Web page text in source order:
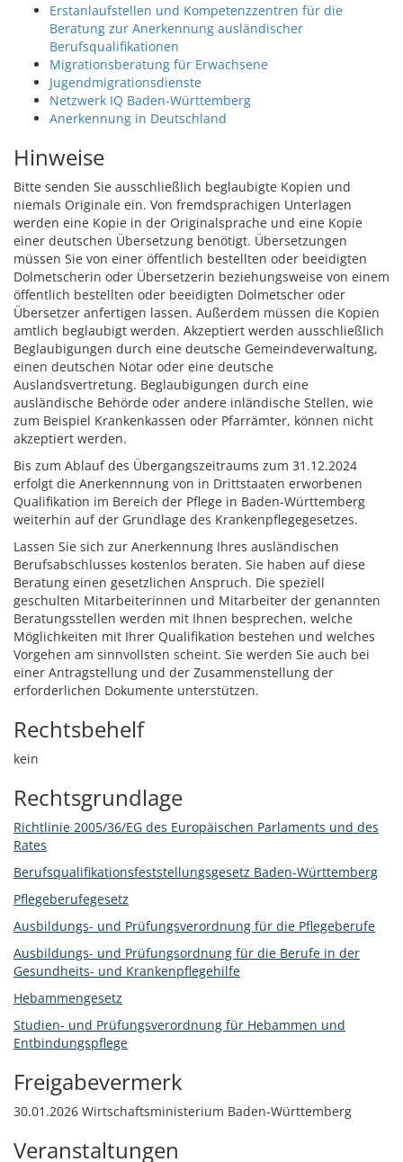
Erstanlaufstellen und Kompetenzzentren für die
Beratung zur Anerkennung ausländischer
Berufsqualifikationen
Migrationsberatung für Erwachsene
Jugendmigrationsdienste
Netzwerk IQ Baden-Württemberg
Anerkennung in Deutschland
Hinweise
Bitte senden Sie ausschließlich beglaubigte Kopien und
niemals Originale ein. Von fremdsprachigen Unterlagen
werden eine Kopie in der Originalsprache und eine Kopie
einer deutschen Übersetzung benötigt. Übersetzungen
müssen Sie von einer öffentlich bestellten oder beeidigten
Dolmetscherin oder Übersetzerin beziehungsweise von einem
öffentlich bestellten oder beeidigten Dolmetscher oder
Übersetzer anfertigen lassen. Außerdem müssen die Kopien
amtlich beglaubigt werden. Akzeptiert werden ausschließlich
Beglaubigungen durch eine deutsche Gemeindeverwaltung,
einen deutschen Notar oder eine deutsche
Auslandsvertretung. Beglaubigungen durch eine
ausländische Behörde oder andere inländische Stellen, wie
zum Beispiel Krankenkassen oder Pfarrämter, können nicht
akzeptiert werden.
Bis zum Ablauf des Übergangszeitraums zum 31.12.2024
erfolgt die Anerkennnung von in Drittstaaten erworbenen
Qualifikation im Bereich der Pflege in Baden-Württemberg
weiterhin auf der Grundlage des Krankenpflegegesetzes.
Lassen Sie sich zur Anerkennung Ihres ausländischen
Berufsabschlusses kostenlos beraten. Sie haben auf diese
Beratung einen gesetzlichen Anspruch. Die speziell
geschulten Mitarbeiterinnen und Mitarbeiter der genannten
Beratungsstellen werden mit Ihnen besprechen, welche
Möglichkeiten mit Ihrer Qualifikation bestehen und welches
Vorgehen am sinnvollsten scheint. Sie werden Sie auch bei
einer Antragstellung und der Zusammenstellung der
erforderlichen Dokumente unterstützen.
Rechtsbehelf
kein
Rechtsgrundlage
Richtlinie 2005/36/EG des Europäischen Parlaments und des
Rates
Berufsqualifikationsfeststellungsgesetz Baden-Württemberg
Pflegeberufegesetz
Ausbildungs- und Prüfungsverordnung für die Pflegeberufe
Ausbildungs- und Prüfungsordnung für die Berufe in der
Gesundheits- und Krankenpflegehilfe
Hebammengesetz
Studien- und Prüfungsverordnung für Hebammen und
Entbindungspflege
Freigabevermerk
30.01.2026 Wirtschaftsministerium Baden-Württemberg
Veranstaltungen